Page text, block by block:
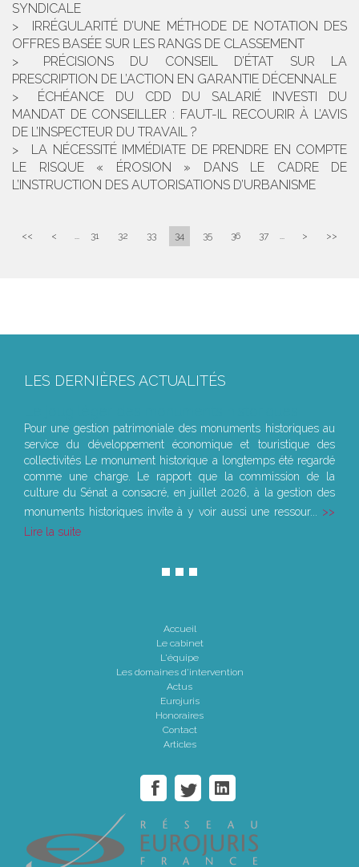
SYNDICALE
IRRÉGULARITÉ D’UNE MÉTHODE DE NOTATION DES
OFFRES BASÉE SUR LES RANGS DE CLASSEMENT
PRÉCISIONS DU CONSEIL D’ÉTAT SUR LA
PRESCRIPTION DE L’ACTION EN GARANTIE DÉCENNALE
ÉCHÉANCE DU CDD DU SALARIÉ INVESTI DU
MANDAT DE CONSEILLER : FAUT-IL RECOURIR À L’AVIS
DE L’INSPECTEUR DU TRAVAIL ?
LA NÉCESSITÉ IMMÉDIATE DE PRENDRE EN COMPTE
LE RISQUE « ÉROSION » DANS LE CADRE DE
L’INSTRUCTION DES AUTORISATIONS D’URBANISME
<< < ... 31 32 33 34 35 36 37 ... > >>
LES DERNIÈRES ACTUALITÉS
Pour une gestion patrimoniale des monuments historiques au
service du développement économique et touristique des
collectivités Le monument historique a longtemps été regardé
comme une charge. Le rapport que la commission de la
culture du Sénat a consacré, en juillet 2026, à la gestion des
monuments historiques invite à y voir aussi une ressour...
Lire la suite
Accueil
Le cabinet
L'équipe
Les domaines d'intervention
Actus
Eurojuris
Honoraires
Contact
Articles